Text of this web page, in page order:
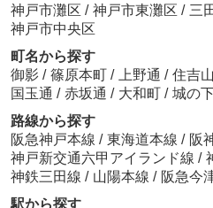
神戸市灘区 / 神戸市東灘区 / 三
神戸市中央区
町名から探す
御影 / 篠原本町 / 上野通 / 住吉
国玉通 / 赤坂通 / 大和町 / 城の
路線から探す
阪急神戸本線 / 東海道本線 / 阪
神戸新交通六甲アイランド線 /
神鉄三田線 / 山陽本線 / 阪急今
駅から探す